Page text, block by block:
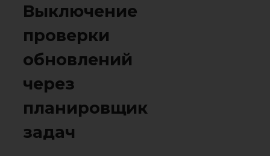
Выключение
проверки
обновлений
через
планировщик
задач